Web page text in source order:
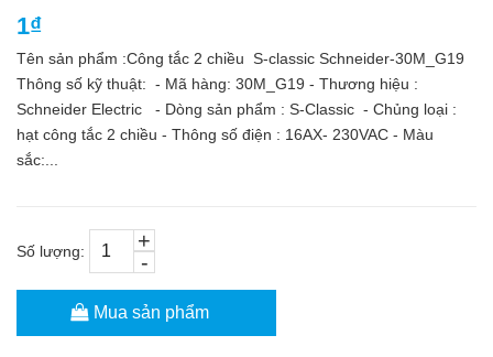
1₫
Tên sản phẩm :Công tắc 2 chiều S-classic Schneider-30M_G19
Thông số kỹ thuật: - Mã hàng: 30M_G19 - Thương hiệu :
Schneider Electric - Dòng sản phẩm : S-Classic - Chủng loại :
hạt công tắc 2 chiều - Thông số điện : 16AX- 230VAC - Màu
sắc:...
Số lượng: -
+
Mua sản phẩm